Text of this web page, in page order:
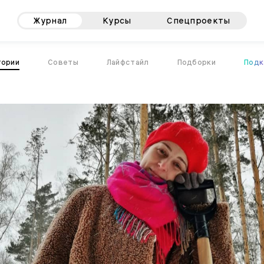
Журнал Курсы Спецпроекты
Советы Лайфстайл Подборки